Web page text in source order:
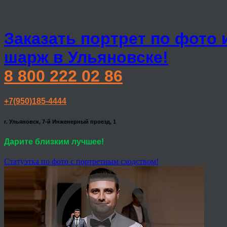
Заказать портрет по фото
шарж в Ульяновске!
8 800 222 02 86
+7(950)185-4444
г. Ульяновск, 7-й Инженерный проезд, 1
Дарите близким лучшее!
Статуэтка по фото с портретным сходством!